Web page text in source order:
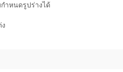
ำหนดรูปร่างได้